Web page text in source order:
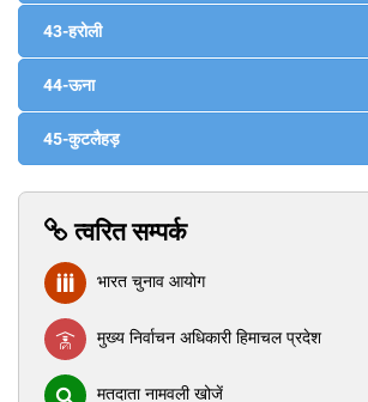
43-हरोली
44-ऊना
45-कुटलैहड़
त्वरित सम्पर्क
भारत चुनाव आयोग
मुख्य निर्वाचन अधिकारी हिमाचल प्रदेश
मतदाता नामवली खोजें